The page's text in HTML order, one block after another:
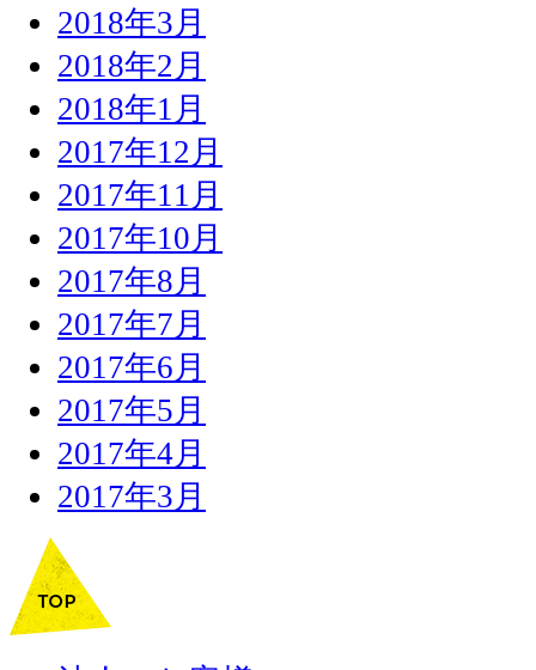
2018年3月
2018年2月
2018年1月
2017年12月
2017年11月
2017年10月
2017年8月
2017年7月
2017年6月
2017年5月
2017年4月
2017年3月